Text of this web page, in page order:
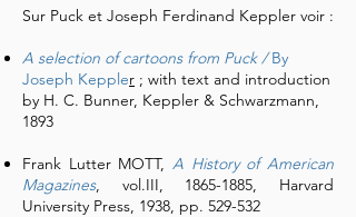
Sur Puck et Joseph Ferdinand Keppler voir :
A selection of cartoons from Puck /By
Joseph Keppler ; with text and introduction
by H. C. Bunner, Keppler & Schwarzmann,
1893
Frank Lutter MOTT, A History of American
Magazines, vol.III, 1865-1885, Harvard
University Press, 1938, pp. 529-532